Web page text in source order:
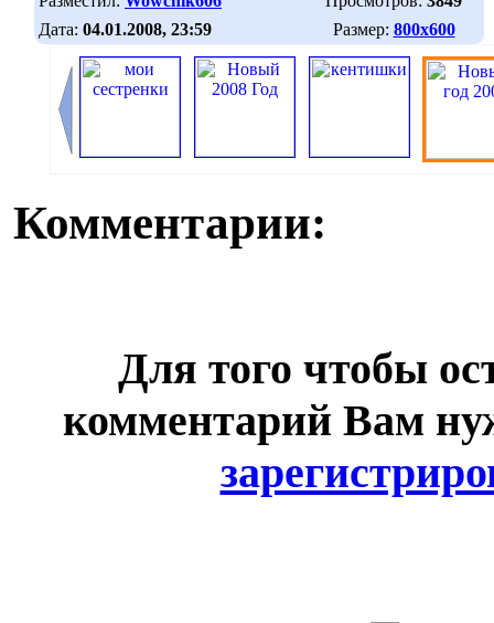
Дата: 04.01.2008, 23:59 Размер: 800х600
Комментарии:
Для того чтобы
комментарий Вам